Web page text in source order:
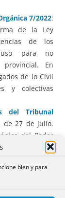
bien y para
7/2022:
de la Ley
de los
para no
En
de lo Civil
y colectivas
del Tribunal
de 27 de julio.
del Poder
General del
el Tribunal